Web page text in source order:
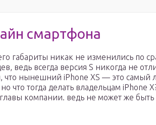
смартфона
габариты никак не изменились по
ведь всегда версия S никогда не
что нынешний iPhone XS — это самый
что тогда делать владельцам iPhone
главы компании. ведь не может же